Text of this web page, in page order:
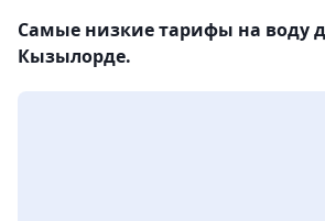
Самые низкие тарифы на воду
Кызылорде.